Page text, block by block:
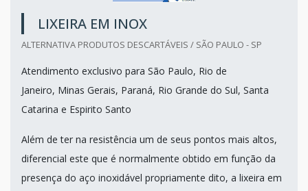
LIXEIRA EM INOX
ALTERNATIVA PRODUTOS DESCARTÁVEIS / SÃO PAULO - SP
Atendimento exclusivo para São Paulo, Rio de
Janeiro, Minas Gerais, Paraná, Rio Grande do Sul, Santa
Catarina e Espirito Santo
Além de ter na resistência um de seus pontos mais altos,
diferencial este que é normalmente obtido em função da
presença do aço inoxidável propriamente dito, a lixeira em